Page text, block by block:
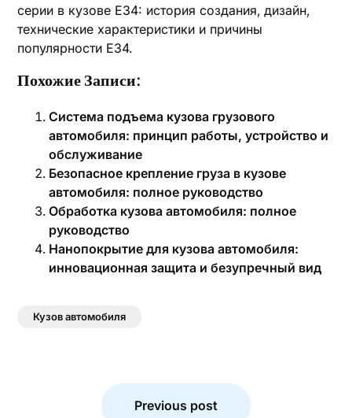
серии в кузове E34: история создания‚ дизайн‚
технические характеристики и причины
популярности E34.
Похожие Записи:
Система подъема кузова грузового
автомобиля: принцип работы, устройство и
обслуживание
Безопасное крепление груза в кузове
автомобиля: полное руководство
Обработка кузова автомобиля: полное
руководство
Нанопокрытие для кузова автомобиля:
инновационная защита и безупречный вид
Кузов автомобиля
Previous post